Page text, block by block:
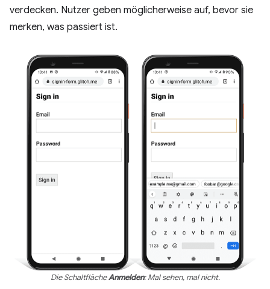
verdecken. Nutzer geben möglicherweise auf, bevor sie
merken, was passiert ist.
Die SchaltflächeAnmelden: Mal sehen, mal nicht.